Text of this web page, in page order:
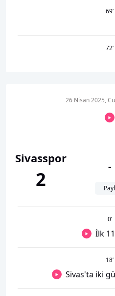
69’
72’
Sivasspor
2
26 Nisan 2025,
-
0’
İlk
18’
Sivas'ta iki